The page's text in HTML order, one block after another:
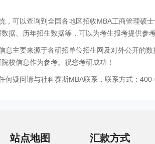
，可以查询到全国各地区招收MBA工商管理硕
据、历年招生数据等，可以为考生报考提供参
息主要来源于各研招单位招生网及对外公开的
校信息作为参考。祝您考研成功！
何疑问请与社科赛斯MBA联系，联系方式：
站点地图 汇款方式